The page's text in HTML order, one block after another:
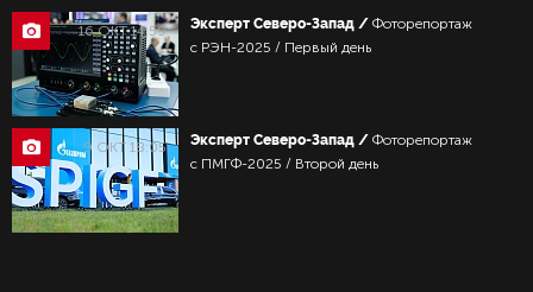
16 ОКТ 14:59 Эксперт Северо-Запад / Фоторепортаж
с РЭН-2025 / Первый день
9 ОКТ 18:05 Эксперт Северо-Запад / Фоторепортаж
с ПМГФ-2025 / Второй день